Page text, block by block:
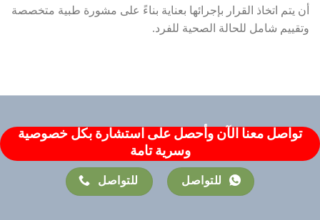
أن يتم اتخاذ القرار بإجرائها بعناية بناءً على مشورة طبية متخصصة
وتقييم شامل للحالة الصحية للفرد.
تواصل معنا الآن وأحصل على استشارة بكل خصوصية
وسرية تامة
للتواصل للتواصل